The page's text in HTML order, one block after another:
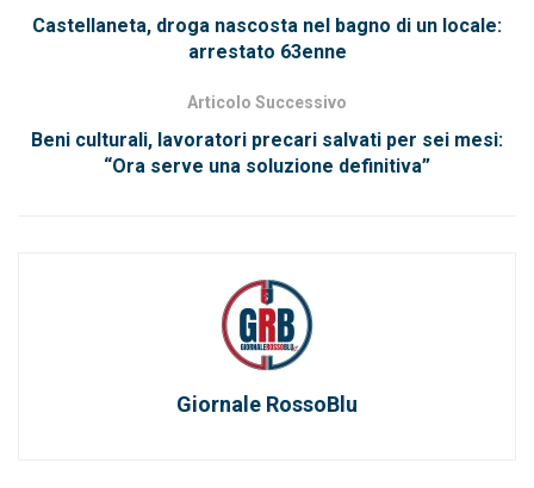
Castellaneta, droga nascosta nel bagno di un locale:
arrestato 63enne
Articolo Successivo
Beni culturali, lavoratori precari salvati per sei mesi:
“Ora serve una soluzione definitiva”
Giornale RossoBlu